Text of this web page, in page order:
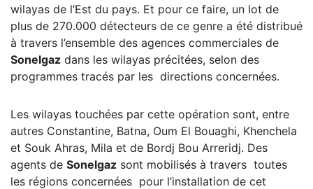
wilayas de l’Est du pays. Et pour ce faire, un lot de
plus de 270.000 détecteurs de ce genre a été distribué
à travers l’ensemble des agences commerciales de
Sonelgaz dans les wilayas précitées, selon des
programmes tracés par les directions concernées.
Les wilayas touchées par cette opération sont, entre
autres Constantine, Batna, Oum El Bouaghi, Khenchela
et Souk Ahras, Mila et de Bordj Bou Arreridj. Des
agents de Sonelgaz sont mobilisés à travers toutes
les régions concernées pour l’installation de cet